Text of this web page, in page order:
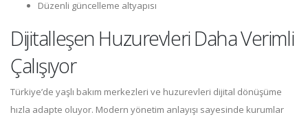
Düzenli güncelleme altyapısı
Dijitalleşen Huzurevleri Daha Verimli
Çalışıyor
Türkiye’de yaşlı bakım merkezleri ve huzurevleri dijital dönüşüme
hızla adapte oluyor. Modern yönetim anlayışı sayesinde kurumlar